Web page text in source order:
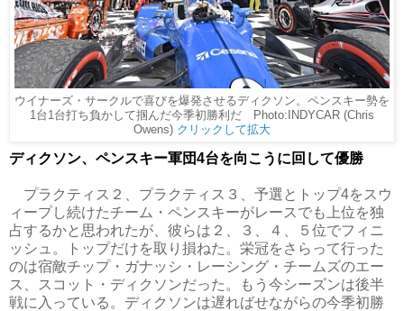
ウイナーズ・サークルで喜びを爆発させるディクソン。ペンスキー勢を
1台1台打ち負かして掴んだ今季初勝利だ Photo:INDYCAR (Chris
Owens) クリックして拡大
ディクソン、ペンスキー軍団4台を向こうに回して優勝
プラクティス２、プラクティス３、予選とトップ4をスウ
ィープし続けたチーム・ペンスキーがレースでも上位を独
占するかと思われたが、彼らは２、３、４、５位でフィニ
ッシュ。トップだけを取り損ねた。栄冠をさらって行った
のは宿敵チップ・ガナッシ・レーシング・チームズのエー
ス、スコット・ディクソンだった。もう今シーズンは後半
戦に入っている。ディクソンは遅ればせながらの今季初勝